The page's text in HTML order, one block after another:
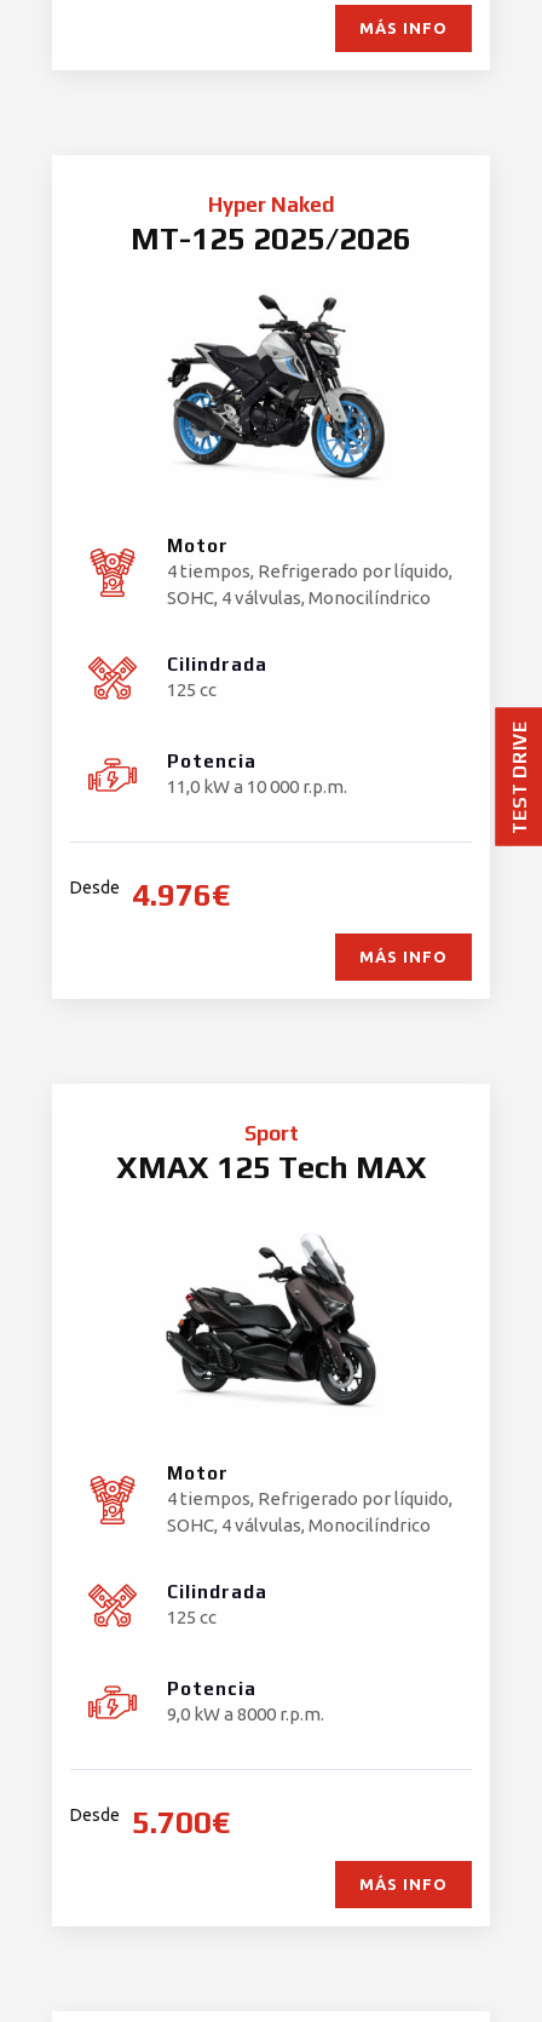
MÁS INFO
Hyper Naked
MT-125 2025/2026
Motor
4 tiempos, Refrigerado por líquido,
SOHC, 4 válvulas, Monocilíndrico
Cilindrada
125 cc
Potencia
11,0 kW a 10 000 r.p.m.
Desde 4.976€
MÁS INFO
Sport
XMAX 125 Tech MAX
Motor
4 tiempos, Refrigerado por líquido,
SOHC, 4 válvulas, Monocilíndrico
Cilindrada
125 cc
Potencia
9,0 kW a 8000 r.p.m.
Desde 5.700€
MÁS INFO
TEST DRIVE